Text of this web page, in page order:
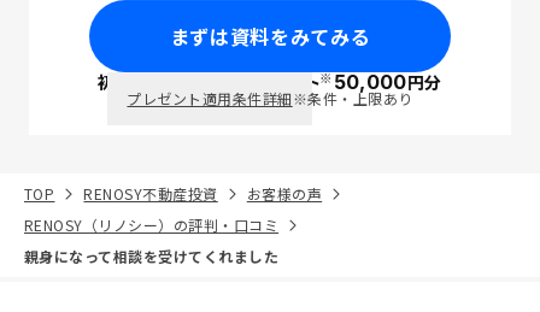
まずは資料をみてみる
初回面談で ポイント※50,000円分
プレゼント適用条件詳細※条件・上限あり
TOP RENOSY不動産投資
お客様の声
RENOSY（リノシー）の評判・口コミ
親身になって相談を受けてくれました